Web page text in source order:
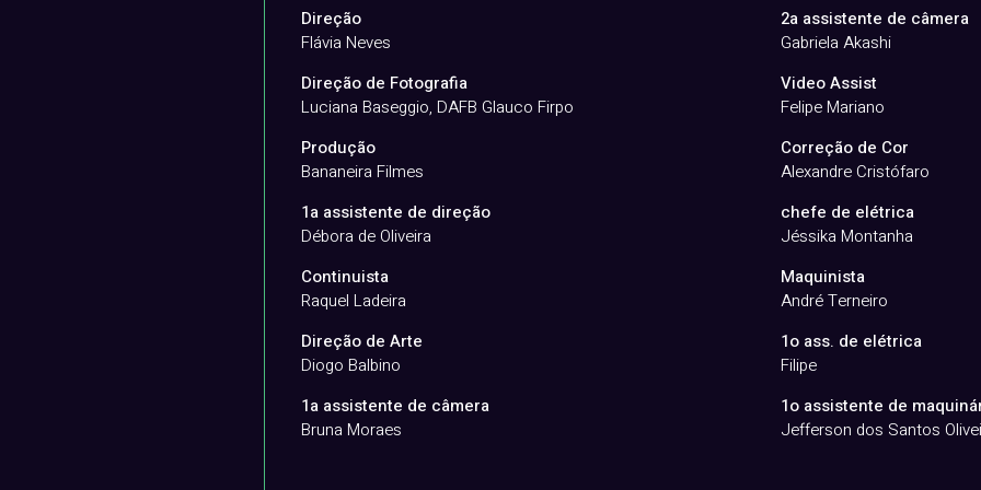
Direção
Flávia Neves
Direção de Fotografia
Luciana Baseggio, DAFB Glauco Firpo
Produção
Bananeira Filmes
1a assistente de direção
Débora de Oliveira
Continuista
Raquel Ladeira
Direção de Arte
Diogo Balbino
1a assistente de câmera
Bruna Moraes
2a assistente de câmera
Gabriela Akashi
Video Assist
Felipe Mariano
Correção de Cor
Alexandre Cristófaro
chefe de elétrica
Jéssika Montanha
Maquinista
André Terneiro
1o ass. de elétrica
Filipe
1o assistente de
Jefferson dos Santos